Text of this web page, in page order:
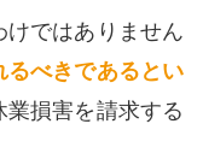
ではありません
べきであるとい
損害を請求する